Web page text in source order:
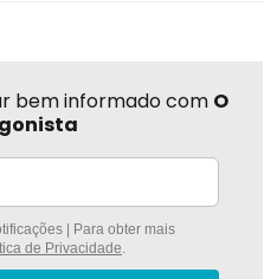
bem informado com O
| Para obter mais
de Privacidade.